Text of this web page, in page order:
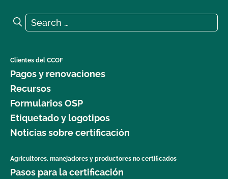
Search for:
Search
Clientes del CCOF
Pagos y renovaciones
Recursos
Formularios OSP
Etiquetado y logotipos
Noticias sobre certificación
Agricultores, manejadores y productores no certificados
Pasos para la certificación